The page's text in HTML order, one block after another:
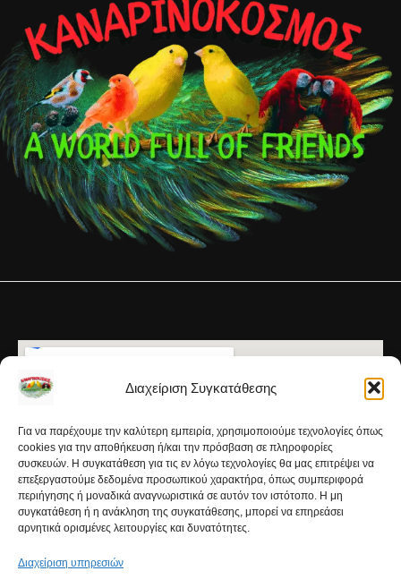
Διαχείριση Συγκατάθεσης
Για να παρέχουμε την καλύτερη εμπειρία, χρησιμοποιούμε τεχνολογίες όπως
cookies για την αποθήκευση ή/και την πρόσβαση σε πληροφορίες
συσκευών. Η συγκατάθεση για τις εν λόγω τεχνολογίες θα μας επιτρέψει να
επεξεργαστούμε δεδομένα προσωπικού χαρακτήρα, όπως συμπεριφορά
περιήγησης ή μοναδικά αναγνωριστικά σε αυτόν τον ιστότοπο. Η μη
συγκατάθεση ή η ανάκληση της συγκατάθεσης, μπορεί να επηρεάσει
αρνητικά ορισμένες λειτουργίες και δυνατότητες.
Διαχείριση υπηρεσιών